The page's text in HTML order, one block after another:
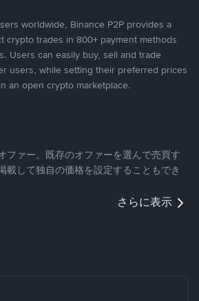
worldwide, Binance P2P provides a
crypto trades in 800+ payment methods
Users can easily buy, sell and trade
users, while setting their preferred prices
an open crypto marketplace.
ファー。既存のオファーを選んで売買す
載して独自の価格を設定することもでき
さらに表示